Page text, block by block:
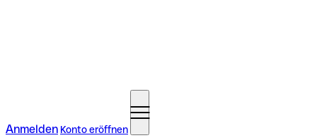
Anmelden Konto eröffnen